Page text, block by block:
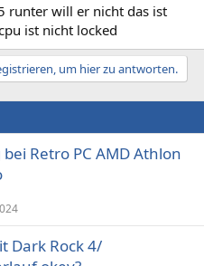
runter will er nicht das ist
ist nicht locked
um hier zu antworten.
Retro PC AMD Athlon
Dark Rock 4/